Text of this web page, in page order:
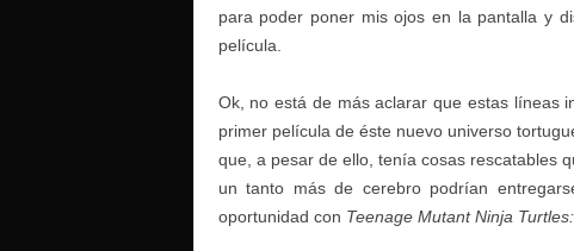
para poder poner mis ojos en la pantalla y
película.
Ok, no está de más aclarar que estas líneas
primer película de éste nuevo universo
que, a pesar de ello, tenía cosas rescatables
un tanto más de cerebro podrían
oportunidad con Teenage Mutant Ninja